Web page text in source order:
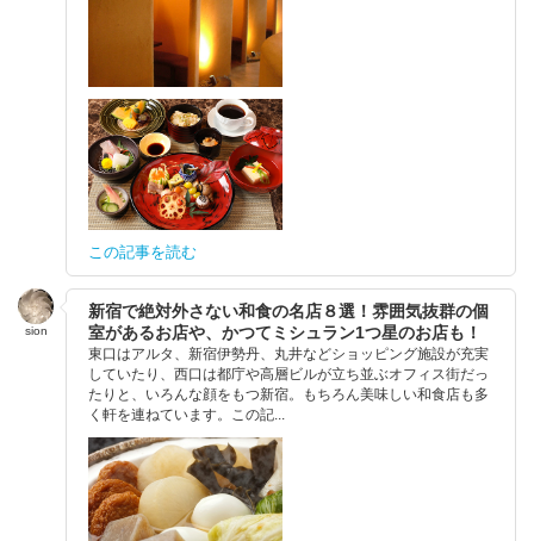
この記事を読む
sion
新宿で絶対外さない和食の名店８選！雰囲気抜群の個
室があるお店や、かつてミシュラン1つ星のお店も！
東口はアルタ、新宿伊勢丹、丸井などショッピング施設が充実
していたり、西口は都庁や高層ビルが立ち並ぶオフィス街だっ
たりと、いろんな顔をもつ新宿。もちろん美味しい和食店も多
く軒を連ねています。この記...